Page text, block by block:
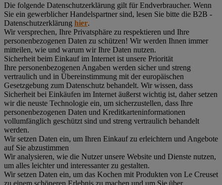
Die folgende Datenschutzerklärung gilt für Endverbraucher. Wenn
Sie ein gewerblicher Handelspartner sind, lesen Sie bitte die B2B -
Datenschutzerklärung hier.
Wir versprechen, Ihre Privatsphäre zu respektieren und Ihre
personenbezogenen Daten zu schützen! Wir werden Ihnen immer
mitteilen, wie und warum wir Ihre Daten nutzen.
Sicherheit beim Einkauf im Internet ist unsere Priorität
Ihre personenbezogenen Angaben werden sicher und streng
vertraulich und in Übereinstimmung mit der europäischen
Gesetzgebung zum Datenschutz behandelt. Wir wissen, dass
Sicherheit bei Einkäufen im Internet äußerst wichtig ist, daher setzen
wir die neuste Technologie ein, um sicherzustellen, dass Ihre
personenbezogenen Daten und Kreditkarteninformationen
vollumfänglich geschützt sind und streng vertraulich behandelt
werden.
Wir setzen Daten ein, um Ihren Einkauf zu erleichtern und Angebote
auf Sie abzustimmen
Wir analysieren, wie die Nutzer unsere Website und Dienste nutzen,
um alles leichter und interessanter zu gestalten.
Wir setzen Daten ein, um das Kochen mit Produkten von Le Creuset
zu einem schöneren Erlebnis zu machen und um Sie über